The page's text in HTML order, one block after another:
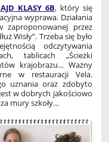
KLASY 6B, który się
wyprawa. Działania
zaproponowanej przez
Wisły”. Trzeba się było
odczytywania
tablicach „Ścieżki
krajobrazu… Ważny
w restauracji Vela.
uznania oraz zdobyto
w dobrych jakościowo
mury szkoły…